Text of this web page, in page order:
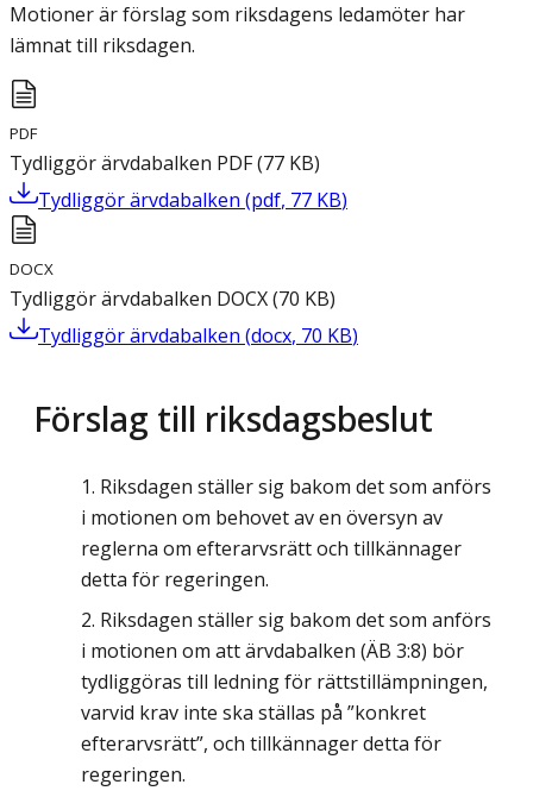
Motioner är förslag som riksdagens ledamöter har
lämnat till riksdagen.
PDF
Tydliggör ärvdabalken PDF(77 KB)
Tydliggör ärvdabalken (pdf, 77 KB)
DOCX
Tydliggör ärvdabalken DOCX(70 KB)
Tydliggör ärvdabalken (docx, 70 KB)
Förslag till riksdagsbeslut
Riksdagen ställer sig bakom det som anförs
i motionen om behovet av en översyn av
reglerna om efterarvsrätt och tillkännager
detta för regeringen.
Riksdagen ställer sig bakom det som anförs
i motionen om att ärvdabalken (ÄB 3:8) bör
tydliggöras till ledning för rättstillämpningen,
varvid krav inte ska ställas på ”konkret
efterarvsrätt”, och tillkännager detta för
regeringen.